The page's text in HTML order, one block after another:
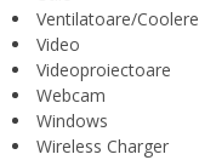
Ventilatoare/Coolere
Video
Videoproiectoare
Webcam
Windows
Wireless Charger